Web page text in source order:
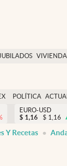
VIVIENDA
POLÍTICA
EURO-USD
$ 1,16 $ 1,16
Y Recetas